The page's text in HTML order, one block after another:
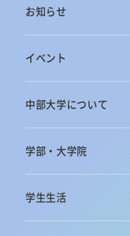
お知らせ
イベント
中部大学について
学部・大学院
学生生活